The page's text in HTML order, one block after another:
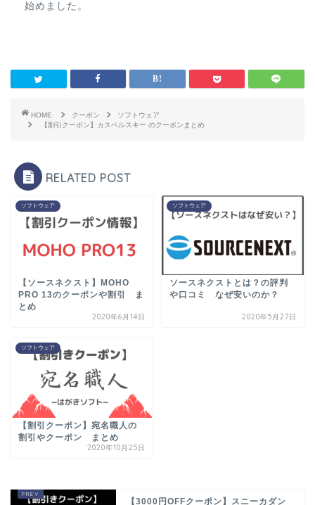
始めました。
HOME クーポン
ソフトウェア
【割引クーポン】カスペルスキー のクーポンまとめ
RELATED POST
ソフトウェア
【ソースネクスト】MOHO
PRO 13のクーポンや割引 ま
とめ
2020年6月14日
ソフトウェア
ソースネクストとは？の評判
や口コミ なぜ安いのか？
2020年5月27日
ソフトウェア
【割引クーポン】宛名職人の
割引やクーポン まとめ
2020年10月25日
【3000円OFFクーポン】スニーカダン